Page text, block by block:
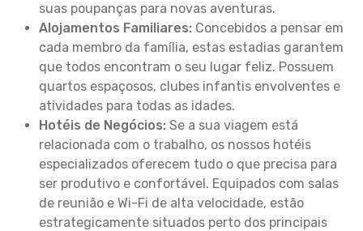
suas poupanças para novas aventuras.
Alojamentos Familiares: Concebidos a pensar em
cada membro da família, estas estadias garantem
que todos encontram o seu lugar feliz. Possuem
quartos espaçosos, clubes infantis envolventes e
atividades para todas as idades.
Hotéis de Negócios: Se a sua viagem está
relacionada com o trabalho, os nossos hotéis
especializados oferecem tudo o que precisa para
ser produtivo e confortável. Equipados com salas
de reunião e Wi-Fi de alta velocidade, estão
estrategicamente situados perto dos principais